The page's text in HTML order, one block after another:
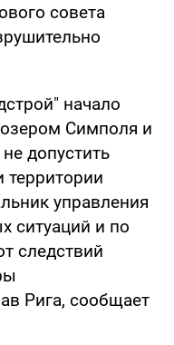
совета
начало
Симполя и
допустить
территории
управления
ситуаций и по
следствий
Рига, сообщает